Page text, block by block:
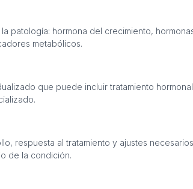
patología: hormona del crecimiento,
metabólicos.
que puede incluir tratamiento
respuesta al tratamiento y ajustes
de la condición.